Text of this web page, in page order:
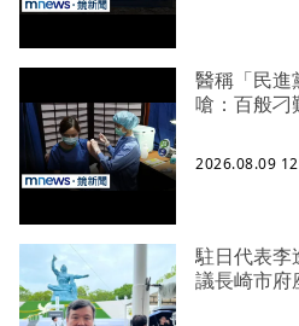
醫稱「民
嗆：百般刁
2026.08.09
駐日代表
議長崎市府